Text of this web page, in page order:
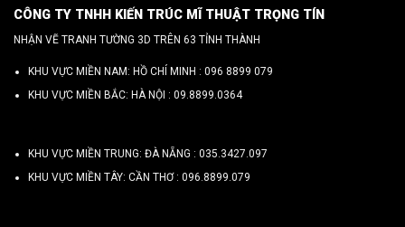
CÔNG TY TNHH KIẾN TRÚC MĨ THUẬT TRỌNG TÍN
NHẬN VẼ TRANH TƯỜNG 3D TRÊN 63 TỈNH THÀNH
KHU VỰC MIỀN NAM: HỒ CHÍ MINH : 096 8899 079
KHU VỰC MIỀN BẮC: HÀ NỘI : 09.8899.0364
KHU VỰC MIỀN TRUNG: ĐÀ NẴNG : 035.3427.097
KHU VỰC MIỀN TÂY: CẦN THƠ : 096.8899.079